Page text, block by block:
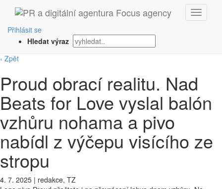
Přihlásit se
Hledat výraz
‹ Zpět
Proud obrací realitu. Nad
Beats for Love vyslal balón
vzhůru nohama a pivo
nabídl z výčepu visícího ze
stropu
4. 7. 2025 | redakce, TZ